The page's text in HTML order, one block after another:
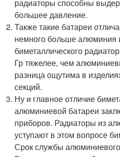
радиаторы способны
большее давление.
Также такие батареи
немного больше алюминия
биметаллического
Гр тяжелее, чем
разница ощутима в
секций.
Ну и главное отличие
алюминиевой батареи
приборов. Радиаторы из
уступают в этом вопросе
Срок службы алюминиевого